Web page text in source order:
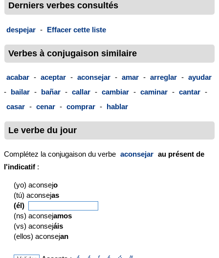
Derniers verbes consultés
despejar - Effacer cette liste
Verbes à conjugaison similaire
acabar - aceptar - aconsejar - amar - arreglar - ayudar
- bailar - bañar - callar - cambiar - caminar - cantar -
casar - cenar - comprar - hablar
Le verbe du jour
Complétez la conjugaison du verbe aconsejar au présent de
l'indicatif :
(yo) aconsejo
(tú) aconsejas
(él)
(ns) aconsejamos
(vs) aconsejáis
(ellos) aconsejan